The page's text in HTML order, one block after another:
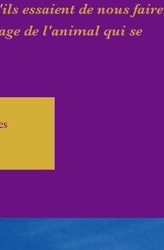
essaient de nous faire
de l'animal qui se